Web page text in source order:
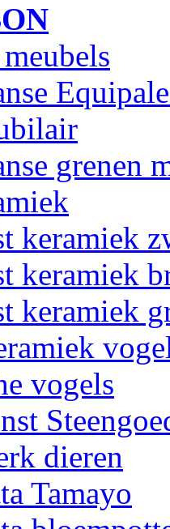
grenen
keramiek
keramiek
keramiek
vogels
dieren
Tamayo